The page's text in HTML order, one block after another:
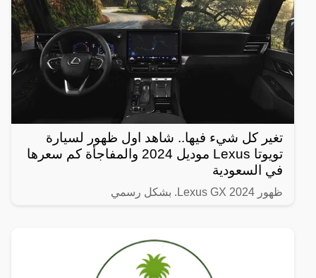
تغير كل شيء فيها.. شاهد اول ظهور لسيارة
تويوتا Lexus موديل 2024 والمفاجأة كم سعرها
في السعودية
ظهور Lexus GX 2024. بشكل رسمي